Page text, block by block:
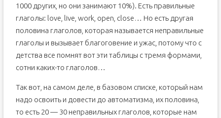
1000 других, но они занимают 10%). Есть правильные
глаголы: love, live, work, open, close… Но есть другая
половина глаголов, которая называется неправильные
глаголы и вызывает благоговение и ужас, потому что с
детства все помнят вот эти таблицы с тремя формами,
сотни каких-то глаголов…
Так вот, на самом деле, в базовом списке, который нам
надо освоить и довести до автоматизма, их половина,
то есть 20 — 30 неправильных глаголов, которые нам